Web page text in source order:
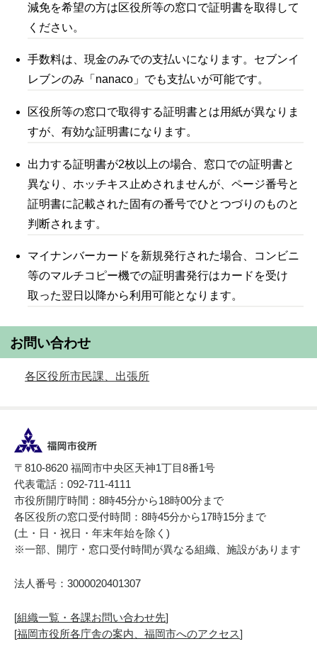
減免を希望の方は区役所等の窓口で証明書を取得して
ください。
手数料は、現金のみでの支払いになります。セブンイ
レブンのみ「nanaco」でも支払いが可能です。
区役所等の窓口で取得する証明書とは用紙が異なりま
すが、有効な証明書になります。
出力する証明書が2枚以上の場合、窓口での証明書と
異なり、ホッチキス止めされませんが、ページ番号と
証明書に記載された固有の番号でひとつづりのものと
判断されます。
マイナンバーカードを新規発行された場合、コンビニ
等のマルチコピー機での証明書発行はカードを受け
取った翌日以降から利用可能となります。
お問い合わせ
各区役所市民課、出張所
〒810-8620 福岡市中央区天神1丁目8番1号
代表電話：092-711-4111
市役所開庁時間：8時45分から18時00分まで
各区役所の窓口受付時間：8時45分から17時15分まで
(土・日・祝日・年末年始を除く)
※一部、開庁・窓口受付時間が異なる組織、施設があります
法人番号：3000020401307
[組織一覧・各課お問い合わせ先]
[福岡市役所各庁舎の案内、福岡市へのアクセス]